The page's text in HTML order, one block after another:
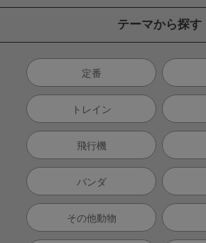
テーマから探す
定番
トレイン
飛行機
パンダ
その他動物